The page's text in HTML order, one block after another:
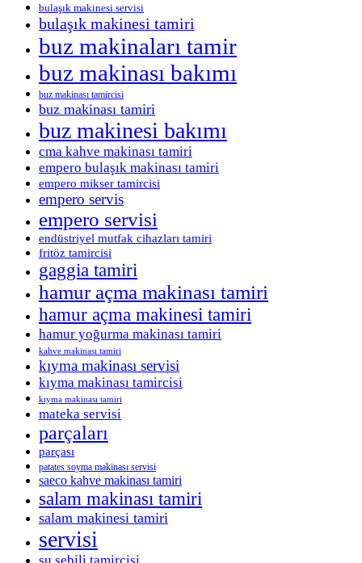
bulaşık makinesi servisi
bulaşık makinesi tamiri
buz makinaları tamir
buz makinası bakımı
buz makinası tamircisi
buz makinası tamiri
buz makinesi bakımı
cma kahve makinası tamiri
empero bulaşık makinası tamiri
empero mikser tamircisi
empero servis
empero servisi
endüstriyel mutfak cihazları tamiri
fritöz tamircisi
gaggia tamiri
hamur açma makinası tamiri
hamur açma makinesi tamiri
hamur yoğurma makinası tamiri
kahve makinası tamiri
kıyma makinası servisi
kıyma makinası tamircisi
kıyma makinası tamiri
mateka servisi
parçaları
parçası
patates soyma makinası servisi
saeco kahve makinası tamiri
salam makinası tamiri
salam makinesi tamiri
servisi